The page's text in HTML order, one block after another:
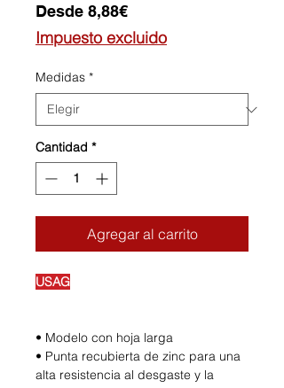
Desde 8,88€Precio
de
oferta
Impuesto excluido
Medidas *
Cantidad *
Agregar al carrito
USAG
• Modelo con hoja larga
• Punta recubierta de zinc para una
alta resistencia al desgaste y la